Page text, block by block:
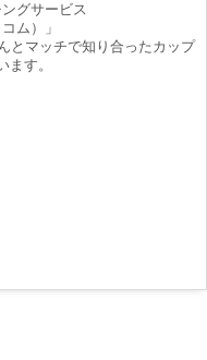
グサービス
ム）」
とマッチで知り合ったカップ
す。